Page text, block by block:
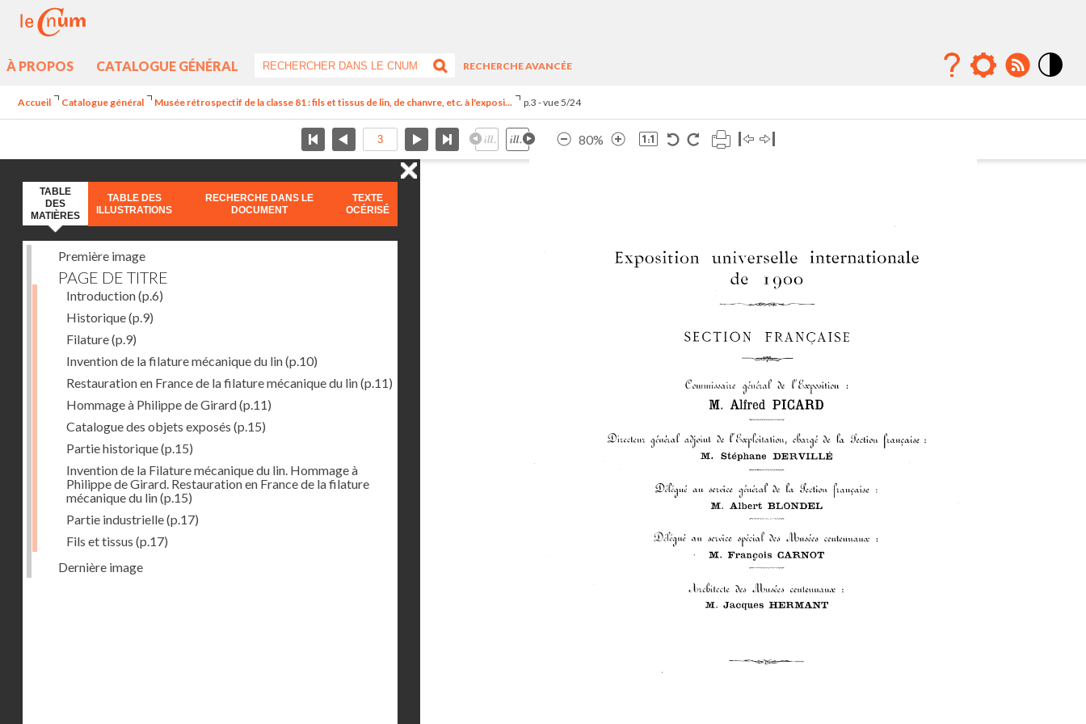
À PROPOS CATALOGUE GÉNÉRAL
RECHERCHE AVANCÉE
Accueil Catalogue général Musée rétrospectif de la classe 81 : fils et tissus de lin, de chanvre, etc. à l'exposi... p.3 - vue 5/24
80%
TABLE
DES
MATIÈRES
TABLE DES
ILLUSTRATIONS
RECHERCHE DANS LE
DOCUMENT
TEXTE
OCÉRISÉ
Première image
PAGE DE TITRE
Introduction(p.6)
Historique(p.9)
Filature(p.9)
Invention de la filature mécanique du lin(p.10)
Restauration en France de la filature mécanique du lin(p.11)
Hommage à Philippe de Girard(p.11)
Catalogue des objets exposés (p.15)
Partie historique(p.15)
Invention de la Filature mécanique du lin. Hommage à
Philippe de Girard. Restauration en France de la filature
mécanique du lin(p.15)
Partie industrielle(p.17)
Fils et tissus (p.17)
Dernière image